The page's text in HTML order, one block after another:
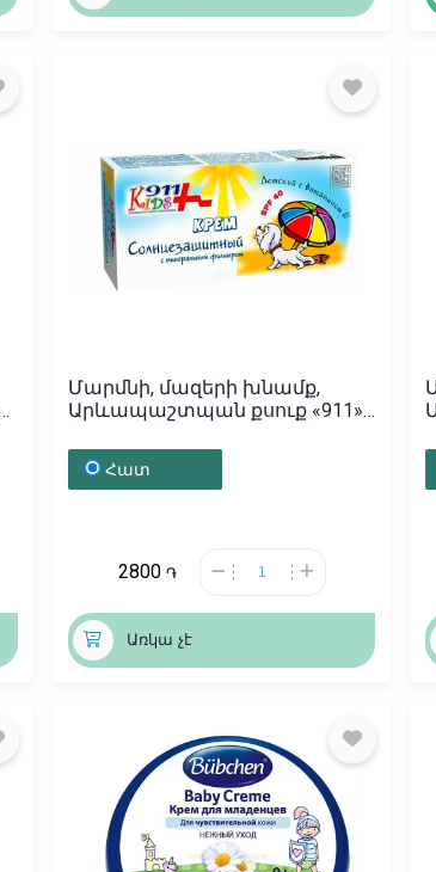
Մարմնի, մազերի խնամք,
Արևապաշտպան քսուք «911»
Հատ
2800 ֏
Առկա չէ